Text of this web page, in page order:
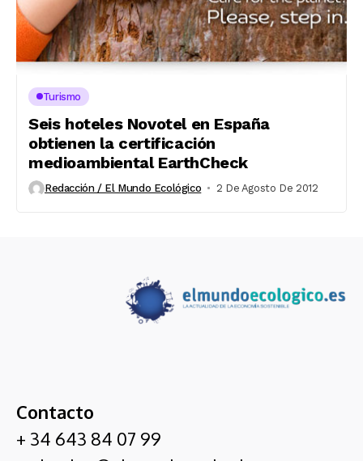
Turismo
Seis hoteles Novotel en España
obtienen la certificación
medioambiental EarthCheck
Redacción / El Mundo Ecológico 2 De Agosto De 2012
Contacto
+ 34 643 84 07 99